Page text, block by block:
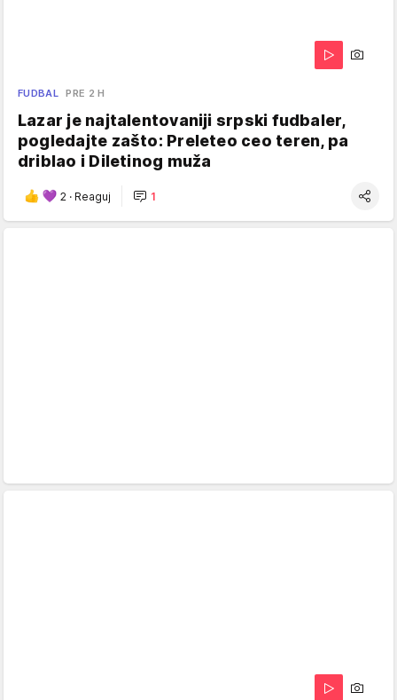
FUDBAL PRE 2 H
Lazar je najtalentovaniji srpski fudbaler,
pogledajte zašto: Preleteo ceo teren, pa
driblao i Diletinog muža
2 · Reaguj 1